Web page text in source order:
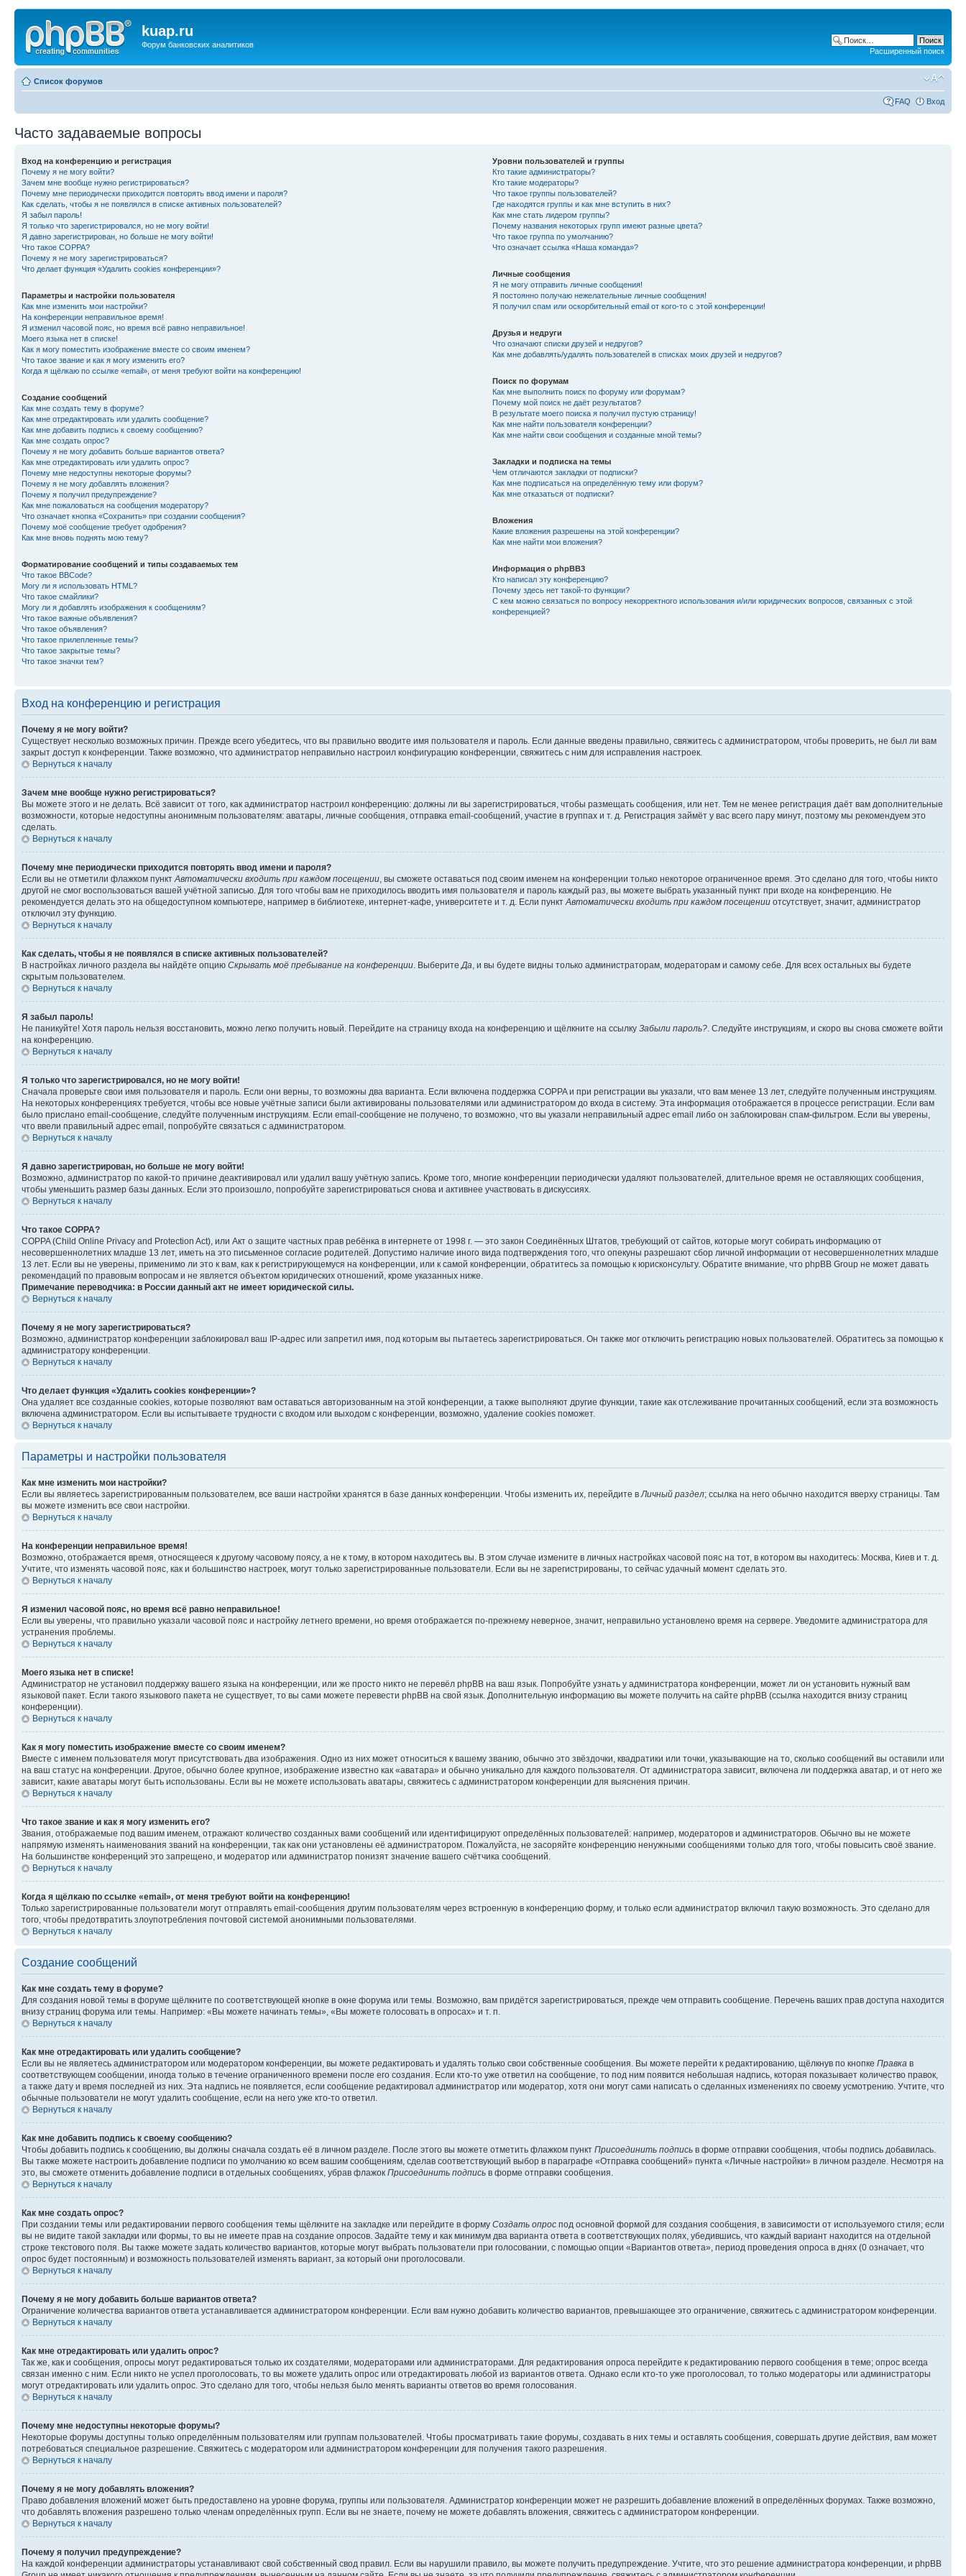
kuap.ru
Форум банковских аналитиков
Расширенный поиск
Список форумов
FAQ Вход
Часто задаваемые вопросы
Вход на конференцию и регистрация
Почему я не могу войти?
Зачем мне вообще нужно регистрироваться?
Почему мне периодически приходится повторять ввод имени и пароля?
Как сделать, чтобы я не появлялся в списке активных пользователей?
Я забыл пароль!
Я только что зарегистрировался, но не могу войти!
Я давно зарегистрирован, но больше не могу войти!
Что такое COPPA?
Почему я не могу зарегистрироваться?
Что делает функция «Удалить cookies конференции»?
Параметры и настройки пользователя
Как мне изменить мои настройки?
На конференции неправильное время!
Я изменил часовой пояс, но время всё равно неправильное!
Моего языка нет в списке!
Как я могу поместить изображение вместе со своим именем?
Что такое звание и как я могу изменить его?
Когда я щёлкаю по ссылке «email», от меня требуют войти на конференцию!
Создание сообщений
Как мне создать тему в форуме?
Как мне отредактировать или удалить сообщение?
Как мне добавить подпись к своему сообщению?
Как мне создать опрос?
Почему я не могу добавить больше вариантов ответа?
Как мне отредактировать или удалить опрос?
Почему мне недоступны некоторые форумы?
Почему я не могу добавлять вложения?
Почему я получил предупреждение?
Как мне пожаловаться на сообщения модератору?
Что означает кнопка «Сохранить» при создании сообщения?
Почему моё сообщение требует одобрения?
Как мне вновь поднять мою тему?
Форматирование сообщений и типы создаваемых тем
Что такое BBCode?
Могу ли я использовать HTML?
Что такое смайлики?
Могу ли я добавлять изображения к сообщениям?
Что такое важные объявления?
Что такое объявления?
Что такое прилепленные темы?
Что такое закрытые темы?
Что такое значки тем?
Уровни пользователей и группы
Кто такие администраторы?
Кто такие модераторы?
Что такое группы пользователей?
Где находятся группы и как мне вступить в них?
Как мне стать лидером группы?
Почему названия некоторых групп имеют разные цвета?
Что такое группа по умолчанию?
Что означает ссылка «Наша команда»?
Личные сообщения
Я не могу отправить личные сообщения!
Я постоянно получаю нежелательные личные сообщения!
Я получил спам или оскорбительный email от кого-то с этой конференции!
Друзья и недруги
Что означают списки друзей и недругов?
Как мне добавлять/удалять пользователей в списках моих друзей и недругов?
Поиск по форумам
Как мне выполнить поиск по форуму или форумам?
Почему мой поиск не даёт результатов?
В результате моего поиска я получил пустую страницу!
Как мне найти пользователя конференции?
Как мне найти свои сообщения и созданные мной темы?
Закладки и подписка на темы
Чем отличаются закладки от подписки?
Как мне подписаться на определённую тему или форум?
Как мне отказаться от подписки?
Вложения
Какие вложения разрешены на этой конференции?
Как мне найти мои вложения?
Информация о phpBB3
Кто написал эту конференцию?
Почему здесь нет такой-то функции?
С кем можно связаться по вопросу некорректного использования и/или юридических вопросов, связанных с этой
конференцией?
Вход на конференцию и регистрация
Почему я не могу войти?
Существует несколько возможных причин. Прежде всего убедитесь, что вы правильно вводите имя пользователя и пароль. Если данные введены правильно, свяжитесь с администратором, чтобы проверить, не был ли вам
закрыт доступ к конференции. Также возможно, что администратор неправильно настроил конфигурацию конференции, свяжитесь с ним для исправления настроек.
Вернуться к началу
Зачем мне вообще нужно регистрироваться?
Вы можете этого и не делать. Всё зависит от того, как администратор настроил конференцию: должны ли вы зарегистрироваться, чтобы размещать сообщения, или нет. Тем не менее регистрация даёт вам дополнительные
возможности, которые недоступны анонимным пользователям: аватары, личные сообщения, отправка email-сообщений, участие в группах и т. д. Регистрация займёт у вас всего пару минут, поэтому мы рекомендуем это
сделать.
Вернуться к началу
Почему мне периодически приходится повторять ввод имени и пароля?
Если вы не отметили флажком пункт Автоматически входить при каждом посещении , вы сможете оставаться под своим именем на конференции только некоторое ограниченное время. Это сделано для того, чтобы никто
другой не смог воспользоваться вашей учётной записью. Для того чтобы вам не приходилось вводить имя пользователя и пароль каждый раз, вы можете выбрать указанный пункт при входе на конференцию. Не
рекомендуется делать это на общедоступном компьютере, например в библиотеке, интернет-кафе, университете и т. д. Если пункт Автоматически входить при каждом посещении отсутствует, значит, администратор
отключил эту функцию.
Вернуться к началу
Как сделать, чтобы я не появлялся в списке активных пользователей?
В настройках личного раздела вы найдёте опцию Скрывать моё пребывание на конференции . Выберите Да , и вы будете видны только администраторам, модераторам и самому себе. Для всех остальных вы будете
скрытым пользователем.
Вернуться к началу
Я забыл пароль!
Не паникуйте! Хотя пароль нельзя восстановить, можно легко получить новый. Перейдите на страницу входа на конференцию и щёлкните на ссылку Забыли пароль? . Следуйте инструкциям, и скоро вы снова сможете войти
на конференцию.
Вернуться к началу
Я только что зарегистрировался, но не могу войти!
Сначала проверьте свои имя пользователя и пароль. Если они верны, то возможны два варианта. Если включена поддержка COPPA и при регистрации вы указали, что вам менее 13 лет, следуйте полученным инструкциям.
На некоторых конференциях требуется, чтобы все новые учётные записи были активированы пользователями или администратором до входа в систему. Эта информация отображается в процессе регистрации. Если вам
было прислано email-сообщение, следуйте полученным инструкциям. Если email-сообщение не получено, то возможно, что вы указали неправильный адрес email либо он заблокирован спам-фильтром. Если вы уверены,
что ввели правильный адрес email, попробуйте связаться с администратором.
Вернуться к началу
Я давно зарегистрирован, но больше не могу войти!
Возможно, администратор по какой-то причине деактивировал или удалил вашу учётную запись. Кроме того, многие конференции периодически удаляют пользователей, длительное время не оставляющих сообщения,
чтобы уменьшить размер базы данных. Если это произошло, попробуйте зарегистрироваться снова и активнее участвовать в дискуссиях.
Вернуться к началу
Что такое COPPA?
COPPA (Child Online Privacy and Protection Act), или Акт о защите частных прав ребёнка в интернете от 1998 г. — это закон Соединённых Штатов, требующий от сайтов, которые могут собирать информацию от
несовершеннолетних младше 13 лет, иметь на это письменное согласие родителей. Допустимо наличие иного вида подтверждения того, что опекуны разрешают сбор личной информации от несовершеннолетних младше
13 лет. Если вы не уверены, применимо ли это к вам, как к регистрирующемуся на конференции, или к самой конференции, обратитесь за помощью к юрисконсульту. Обратите внимание, что phpBB Group не может давать
рекомендаций по правовым вопросам и не является объектом юридических отношений, кроме указанных ниже.
Примечание переводчика: в России данный акт не имеет юридической силы.
Вернуться к началу
Почему я не могу зарегистрироваться?
Возможно, администратор конференции заблокировал ваш IP-адрес или запретил имя, под которым вы пытаетесь зарегистрироваться. Он также мог отключить регистрацию новых пользователей. Обратитесь за помощью к
администратору конференции.
Вернуться к началу
Что делает функция «Удалить cookies конференции»?
Она удаляет все созданные cookies, которые позволяют вам оставаться авторизованным на этой конференции, а также выполняют другие функции, такие как отслеживание прочитанных сообщений, если эта возможность
включена администратором. Если вы испытываете трудности с входом или выходом с конференции, возможно, удаление cookies поможет.
Вернуться к началу
Параметры и настройки пользователя
Как мне изменить мои настройки?
Если вы являетесь зарегистрированным пользователем, все ваши настройки хранятся в базе данных конференции. Чтобы изменить их, перейдите в Личный раздел; ссылка на него обычно находится вверху страницы. Там
вы можете изменить все свои настройки.
Вернуться к началу
На конференции неправильное время!
Возможно, отображается время, относящееся к другому часовому поясу, а не к тому, в котором находитесь вы. В этом случае измените в личных настройках часовой пояс на тот, в котором вы находитесь: Москва, Киев и т. д.
Учтите, что изменять часовой пояс, как и большинство настроек, могут только зарегистрированные пользователи. Если вы не зарегистрированы, то сейчас удачный момент сделать это.
Вернуться к началу
Я изменил часовой пояс, но время всё равно неправильное!
Если вы уверены, что правильно указали часовой пояс и настройку летнего времени, но время отображается по-прежнему неверное, значит, неправильно установлено время на сервере. Уведомите администратора для
устранения проблемы.
Вернуться к началу
Моего языка нет в списке!
Администратор не установил поддержку вашего языка на конференции, или же просто никто не перевёл phpBB на ваш язык. Попробуйте узнать у администратора конференции, может ли он установить нужный вам
языковой пакет. Если такого языкового пакета не существует, то вы сами можете перевести phpBB на свой язык. Дополнительную информацию вы можете получить на сайте phpBB (ссылка находится внизу страниц
конференции).
Вернуться к началу
Как я могу поместить изображение вместе со своим именем?
Вместе с именем пользователя могут присутствовать два изображения. Одно из них может относиться к вашему званию, обычно это звёздочки, квадратики или точки, указывающие на то, сколько сообщений вы оставили или
на ваш статус на конференции. Другое, обычно более крупное, изображение известно как «аватара» и обычно уникально для каждого пользователя. От администратора зависит, включена ли поддержка аватар, и от него же
зависит, какие аватары могут быть использованы. Если вы не можете использовать аватары, свяжитесь с администратором конференции для выяснения причин.
Вернуться к началу
Что такое звание и как я могу изменить его?
Звания, отображаемые под вашим именем, отражают количество созданных вами сообщений или идентифицируют определённых пользователей: например, модераторов и администраторов. Обычно вы не можете
напрямую изменять наименования званий на конференции, так как они установлены её администратором. Пожалуйста, не засоряйте конференцию ненужными сообщениями только для того, чтобы повысить своё звание.
На большинстве конференций это запрещено, и модератор или администратор понизят значение вашего счётчика сообщений.
Вернуться к началу
Когда я щёлкаю по ссылке «email», от меня требуют войти на конференцию!
Только зарегистрированные пользователи могут отправлять email-сообщения другим пользователям через встроенную в конференцию форму, и только если администратор включил такую возможность. Это сделано для
того, чтобы предотвратить злоупотребления почтовой системой анонимными пользователями.
Вернуться к началу
Создание сообщений
Как мне создать тему в форуме?
Для создания новой темы в форуме щёлкните по соответствующей кнопке в окне форума или темы. Возможно, вам придётся зарегистрироваться, прежде чем отправить сообщение. Перечень ваших прав доступа находится
внизу страниц форума или темы. Например: «Вы можете начинать темы», «Вы можете голосовать в опросах» и т. п.
Вернуться к началу
Как мне отредактировать или удалить сообщение?
Если вы не являетесь администратором или модератором конференции, вы можете редактировать и удалять только свои собственные сообщения. Вы можете перейти к редактированию, щёлкнув по кнопке Правка в
соответствующем сообщении, иногда только в течение ограниченного времени после его создания. Если кто-то уже ответил на сообщение, то под ним появится небольшая надпись, которая показывает количество правок,
а также дату и время последней из них. Эта надпись не появляется, если сообщение редактировал администратор или модератор, хотя они могут сами написать о сделанных изменениях по своему усмотрению. Учтите, что
обычные пользователи не могут удалить сообщение, если на него уже кто-то ответил.
Вернуться к началу
Как мне добавить подпись к своему сообщению?
Чтобы добавить подпись к сообщению, вы должны сначала создать её в личном разделе. После этого вы можете отметить флажком пункт Присоединить подпись в форме отправки сообщения, чтобы подпись добавилась.
Вы также можете настроить добавление подписи по умолчанию ко всем вашим сообщениям, сделав соответствующий выбор в параграфе «Отправка сообщений» пункта «Личные настройки» в личном разделе. Несмотря на
это, вы сможете отменить добавление подписи в отдельных сообщениях, убрав флажок Присоединить подпись в форме отправки сообщения.
Вернуться к началу
Как мне создать опрос?
При создании темы или редактировании первого сообщения темы щёлкните на закладке или перейдите в форму Создать опрос под основной формой для создания сообщения, в зависимости от используемого стиля; если
вы не видите такой закладки или формы, то вы не имеете прав на создание опросов. Задайте тему и как минимум два варианта ответа в соответствующих полях, убедившись, что каждый вариант находится на отдельной
строке текстового поля. Вы также можете задать количество вариантов, которые могут выбрать пользователи при голосовании, с помощью опции «Вариантов ответа», период проведения опроса в днях (0 означает, что
опрос будет постоянным) и возможность пользователей изменять вариант, за который они проголосовали.
Вернуться к началу
Почему я не могу добавить больше вариантов ответа?
Ограничение количества вариантов ответа устанавливается администратором конференции. Если вам нужно добавить количество вариантов, превышающее это ограничение, свяжитесь с администратором конференции.
Вернуться к началу
Как мне отредактировать или удалить опрос?
Так же, как и сообщения, опросы могут редактироваться только их создателями, модераторами или администраторами. Для редактирования опроса перейдите к редактированию первого сообщения в теме; опрос всегда
связан именно с ним. Если никто не успел проголосовать, то вы можете удалить опрос или отредактировать любой из вариантов ответа. Однако если кто-то уже проголосовал, то только модераторы или администраторы
могут отредактировать или удалить опрос. Это сделано для того, чтобы нельзя было менять варианты ответов во время голосования.
Вернуться к началу
Почему мне недоступны некоторые форумы?
Некоторые форумы доступны только определённым пользователям или группам пользователей. Чтобы просматривать такие форумы, создавать в них темы и оставлять сообщения, совершать другие действия, вам может
потребоваться специальное разрешение. Свяжитесь с модератором или администратором конференции для получения такого разрешения.
Вернуться к началу
Почему я не могу добавлять вложения?
Право добавления вложений может быть предоставлено на уровне форума, группы или пользователя. Администратор конференции может не разрешить добавление вложений в определённых форумах. Также возможно,
что добавлять вложения разрешено только членам определённых групп. Если вы не знаете, почему не можете добавлять вложения, свяжитесь с администратором конференции.
Вернуться к началу
Почему я получил предупреждение?
На каждой конференции администраторы устанавливают свой собственный свод правил. Если вы нарушили правило, вы можете получить предупреждение. Учтите, что это решение администратора конференции, и phpBB